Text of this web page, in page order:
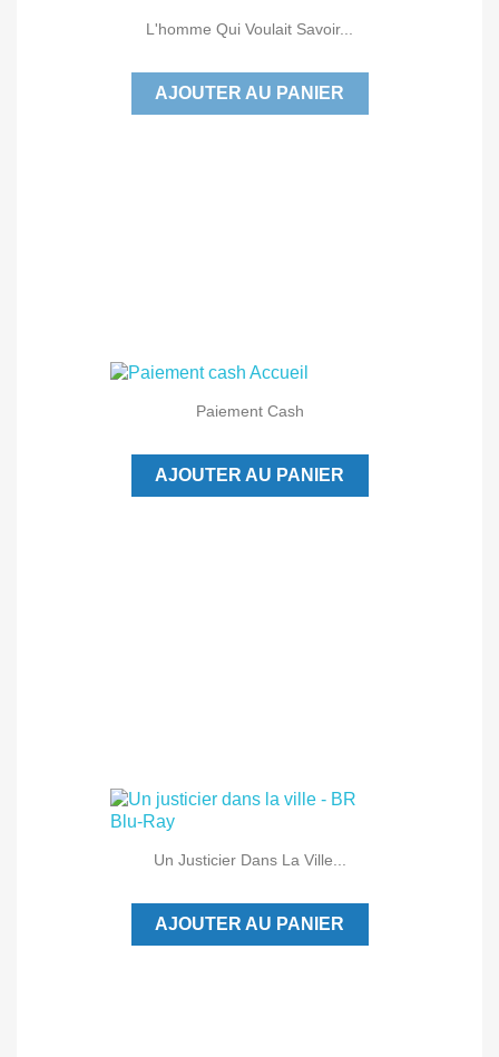
L'homme Qui Voulait Savoir...
AJOUTER AU PANIER
Paiement Cash
AJOUTER AU PANIER
Un Justicier Dans La Ville...
AJOUTER AU PANIER